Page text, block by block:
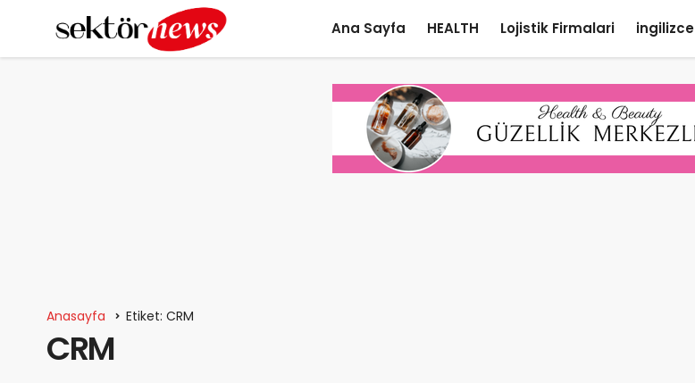
Ana Sayfa HEALTH Lojistik Firmalari ingilizce
Anasayfa Etiket: CRM
CRM